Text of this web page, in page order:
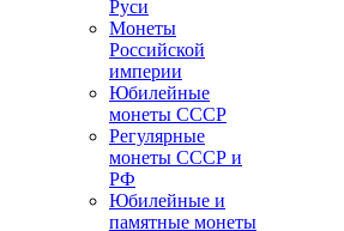
Руси
Монеты
Российской
империи
Юбилейные
монеты СССР
Регулярные
монеты СССР и
РФ
Юбилейные и
памятные монеты